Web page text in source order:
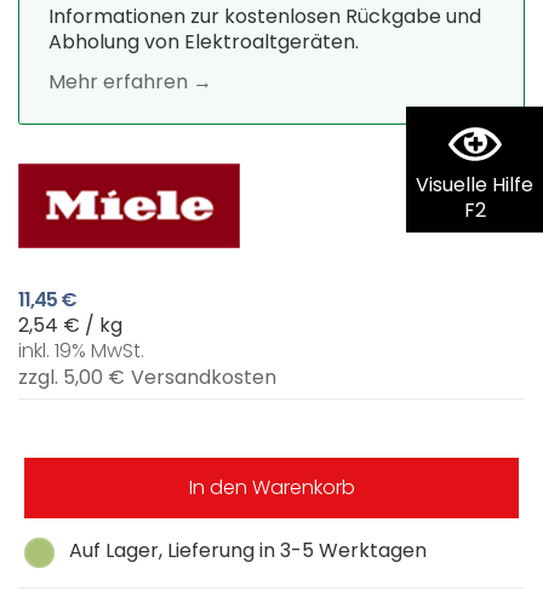
Visuelle Hilfe
F2
Informationen zur kostenlosen Rückgabe und
Abholung von Elektroaltgeräten.
Mehr erfahren →
11,45 €
2,54 € / kg
inkl. 19% MwSt.
zzgl. 5,00 € Versandkosten
Auf Lager, Lieferung in 3-5 Werktagen
In den Warenkorb